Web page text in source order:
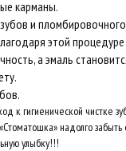
карманы.
и
этой
а эмаль
к гигиенической чистке
надолго
улыбку!!!